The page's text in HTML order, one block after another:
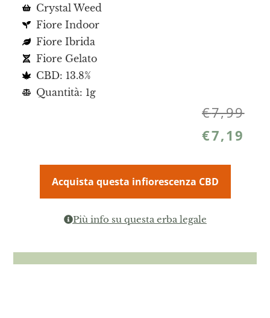
Crystal Weed
Fiore Indoor
Fiore Ibrida
Fiore Gelato
CBD: 13.8%
Quantità: 1g
€7,99
€7,19
Acquista questa infiorescenza CBD
Più info su questa erba legale